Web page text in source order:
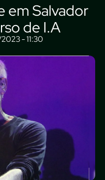
em Salvador
de I.A
2023 - 11:30